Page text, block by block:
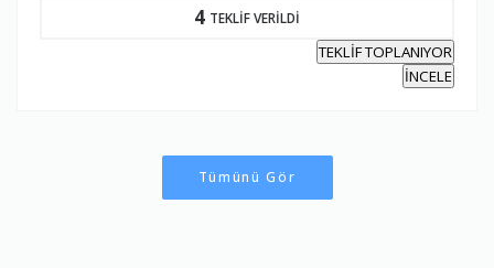
4 TEKLİF VERİLDİ
TEKLİF TOPLANIYOR
İNCELE
Tümünü Gör